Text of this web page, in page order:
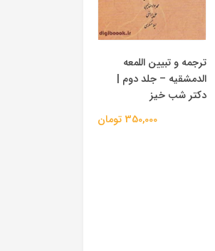
ترجمه و تبیین اللمعه
الدمشقیه – جلد دوم |
دکتر شب خیز
350,000 تومان